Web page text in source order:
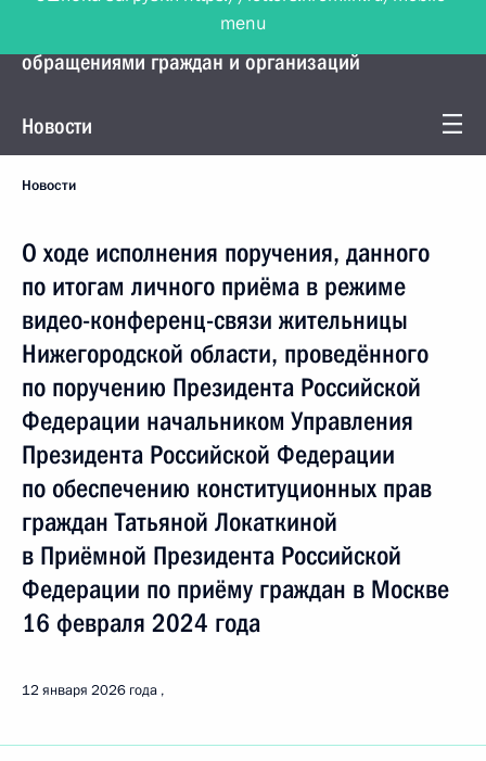
Управление Президента по работе с
обращениями граждан и организаций
Новости
Новости
О ходе исполнения поручения, данного
по итогам личного приёма в режиме
видео-конференц-связи жительницы
Нижегородской области, проведённого
по поручению Президента Российской
Федерации начальником Управления
Президента Российской Федерации
по обеспечению конституционных прав
граждан Татьяной Локаткиной
в Приёмной Президента Российской
Федерации по приёму граждан в Москве
16 февраля 2024 года
12 января 2026 года
menu